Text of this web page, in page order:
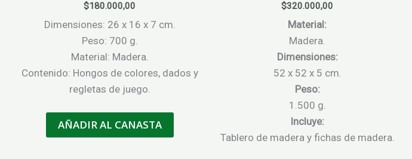
$180.000,00
Dimensiones: 26 x 16 x 7 cm.
Peso: 700 g.
Material: Madera.
Contenido: Hongos de colores, dados y
regletas de juego.
AÑADIR AL CANASTA
$320.000,00
Material:
Madera.
Dimensiones:
52 x 52 x 5 cm.
Peso:
1.500 g.
Incluye:
Tablero de madera y fichas de madera.